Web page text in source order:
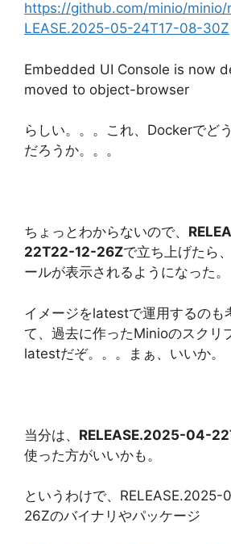
https://github.com/minio/minio/
LEASE.2025-05-24T17-08-30Z
Embedded UI Console is now
moved to object-browser
らしい。。。これ、Dockerでど
だろうか。。。
ちょっとわからないので、
22T22-12-26Zで立ち上げたら
ールが表示されるようになった。
イメージをlatestで運用するのも
て、過去に作ったMinioのスクリ
latestだぞ。。。まぁ、いいか。
当分は、 RELEASE.2025-04-
使った方がいいかも。
というわけで、
26Zのバイナリやパッケージ